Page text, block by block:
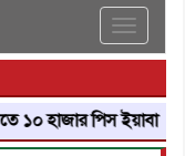
Toggle
হাজার পিস ইয়াবা